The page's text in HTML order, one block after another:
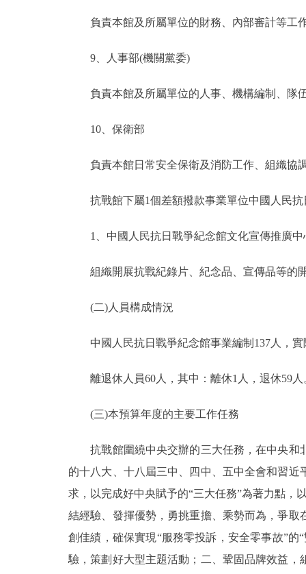
負責本館及所屬單位的財務、內部審計等工
9、人事部(機關黨委)
負責本館及所屬單位的人事、機構編制、隊
10、保衛部
負責本館日常安全保衛及消防工作、組織協
抗戰館下屬1個差額撥款事業單位中國人民抗
1、中國人民抗日戰爭紀念館文化宣傳推廣中
組織開展抗戰紀錄片、紀念品、宣傳品等的開
(二)人員構成情況
中國人民抗日戰爭紀念館事業編制137人，
離退休人員60人，其中：離休1人，退休59人
(三)本預算年度的主要工作任務
抗戰館圍繞中央交辦的三大任務，在中央和
的十八大、十八屆三中、四中、五中全會和習
求，以完成好中央賦予的“三大任務”為著力點，
結經驗、發揮優勢，勇挑重擔、乘勢而為，爭
創佳績，確保實現“服務零投訴，安全零事故”
驗，策劃好大型主題活動；二、鞏固品牌效益